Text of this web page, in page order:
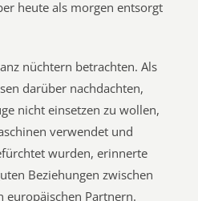
heute als morgen entsorgt
nüchtern betrachten. Als
darüber nachdachten,
nicht einsetzen zu wollen,
verwendet und
wurden, erinnerte
Beziehungen zwischen
europäischen Partnern.